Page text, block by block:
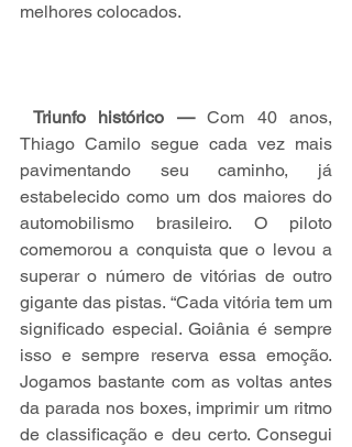
melhores colocados.
Triunfo histórico — Com 40 anos,
Thiago Camilo segue cada vez mais
pavimentando seu caminho, já
estabelecido como um dos maiores do
automobilismo brasileiro. O piloto
comemorou a conquista que o levou a
superar o número de vitórias de outro
gigante das pistas. “Cada vitória tem um
significado especial. Goiânia é sempre
isso e sempre reserva essa emoção.
Jogamos bastante com as voltas antes
da parada nos boxes, imprimir um ritmo
de classificação e deu certo. Consegui